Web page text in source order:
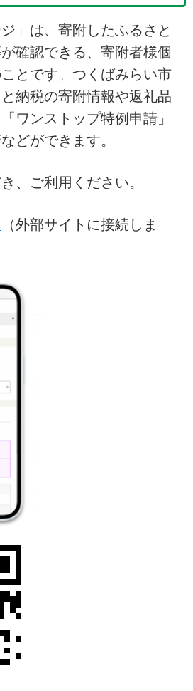
」は、寄附したふるさと
確認できる、寄附者様個
とです。つくばみらい市
納税の寄附情報や返礼品
ワンストップ特例申請」
どができます。
、ご利用ください。
（外部サイトに接続しま